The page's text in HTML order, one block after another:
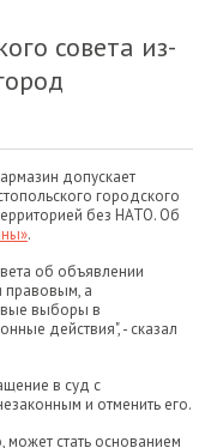
совета из-
допускает
городского
без НАТО. Об
.
об объявлении
правовым, а
выборы в
действия", - сказал
в суд с
и отменить его.
стать основанием